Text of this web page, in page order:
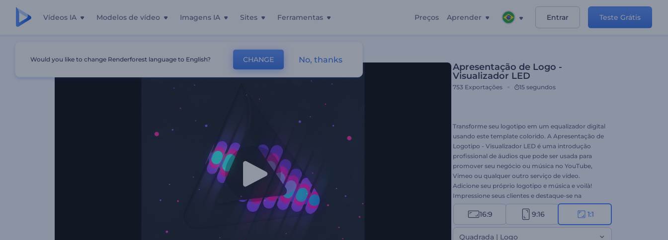
Vídeos IA Modelos de vídeo Imagens IA Sites Ferramentas Preços Aprender Entrar Teste Grátis
Apresentação de Logo -
Visualizador LED
753 Exportações 15 segundos
Transforme seu logotipo em um equalizador digital
usando este template colorido. A Apresentação de
Logotipo - Visualizador LED é uma introdução
profissional de áudios que pode ser usada para
promover seu negócio ou música no YouTube,
Vimeo ou qualquer outro serviço de vídeo.
Adicione seu próprio logotipo e música e voilà!
Impressione seus clientes e destaque-se na
multidão!
16:9 9:16 1:1
Quadrada | Logo
Would you like to change Renderforest language to English? CHANGE No, thanks